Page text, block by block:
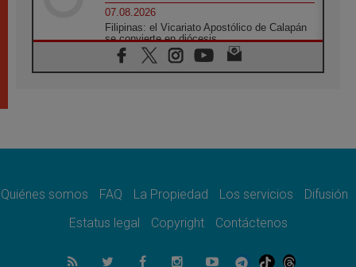
07.08.2026
Filipinas: el Vicariato Apostólico de Calapán
se convierte en diócesis
07.08.2026
Honduras: Los desplazados invisibles de una
07.08.2026
07.08.2026
revelación de Dios lo transfigura
Presentada la Trienal de Arte de las
Quiénes somos FAQ La Propiedad Los servicios
Difusión
Estatus legal
Copyright Contáctenos